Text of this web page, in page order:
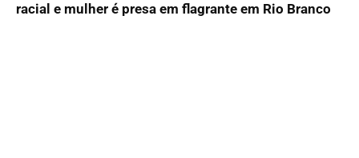
racial e mulher é presa em flagrante em Rio Branco